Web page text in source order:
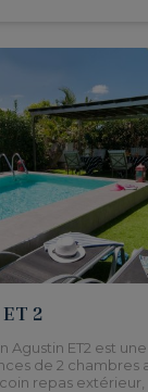
2
Agustin ET2 est
de 2 chambres
repas extérieur,